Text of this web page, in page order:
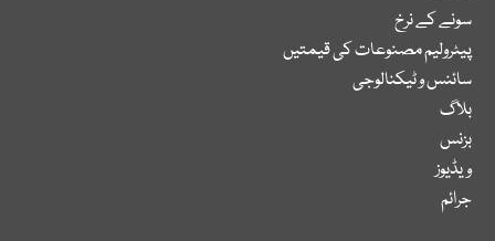
سونے کے نرخ
پیٹرولیم مصنوعات کی قیمتیں
سائنس و ٹیکنالوجی
بلاگ
بزنس
ویڈیوز
جرائم